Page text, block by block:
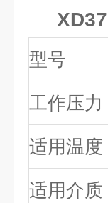
型号
工作压力
适用温度
适用介质